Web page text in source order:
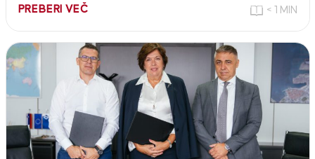
PREBERI VEČ < 1 MIN